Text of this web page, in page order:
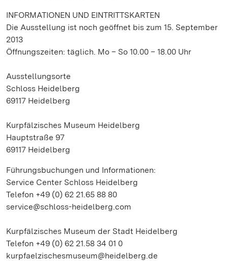
INFORMATIONEN UND EINTRITTSKARTEN
Die Ausstellung ist noch geöffnet bis zum 15. September
2013
Öffnungszeiten: täglich. Mo – So 10.00 – 18.00 Uhr
Ausstellungsorte
Schloss Heidelberg
69117 Heidelberg
Kurpfälzisches Museum Heidelberg
Hauptstraße 97
69117 Heidelberg
Führungsbuchungen und Informationen:
Service Center Schloss Heidelberg
Telefon +49 (0) 62 21.65 88 80
service@schloss-heidelberg.com
Kurpfälzisches Museum der Stadt Heidelberg
Telefon +49 (0) 62 21.58 34 01 0
kurpfaelzischesmuseum@heidelberg.de